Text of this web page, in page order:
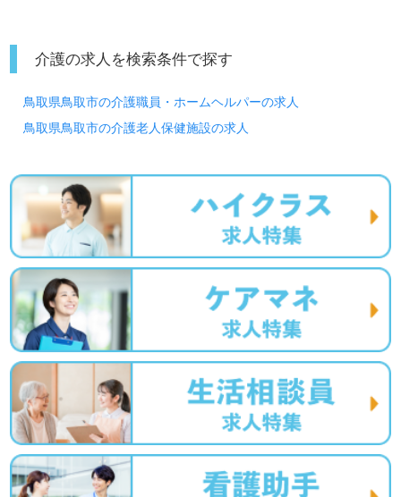
介護の求人を検索条件で探す
鳥取県鳥取市の介護職員・ホームヘルパーの求人
鳥取県鳥取市の介護老人保健施設の求人